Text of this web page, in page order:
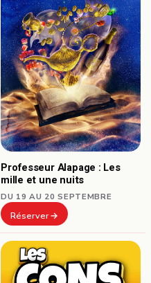
Professeur Alapage : Les
mille et une nuits
DU 19 AU 20 SEPTEMBRE
Réserver